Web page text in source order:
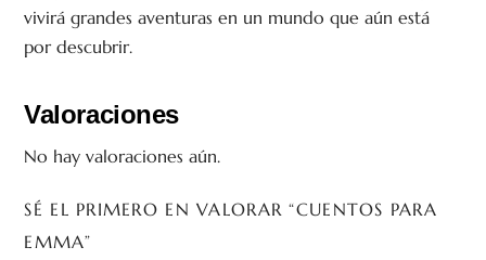
vivirá grandes aventuras en un mundo que aún está
por descubrir.
Valoraciones
No hay valoraciones aún.
SÉ EL PRIMERO EN VALORAR “CUENTOS PARA
EMMA”